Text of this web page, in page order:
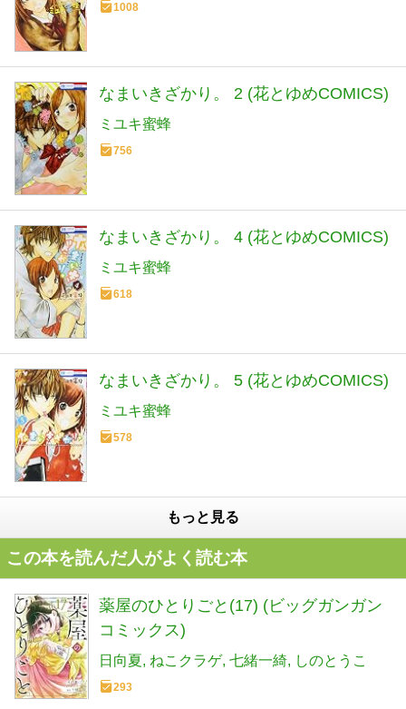
1008
なまいきざかり。 2 (花とゆめCOMICS)
ミユキ蜜蜂
756
なまいきざかり。 4 (花とゆめCOMICS)
ミユキ蜜蜂
618
なまいきざかり。 5 (花とゆめCOMICS)
ミユキ蜜蜂
578
もっと見る
この本を読んだ人がよく読む本
薬屋のひとりごと(17) (ビッグガンガン
コミックス)
日向夏 ねこクラゲ 七緒一綺 しのとうこ
293